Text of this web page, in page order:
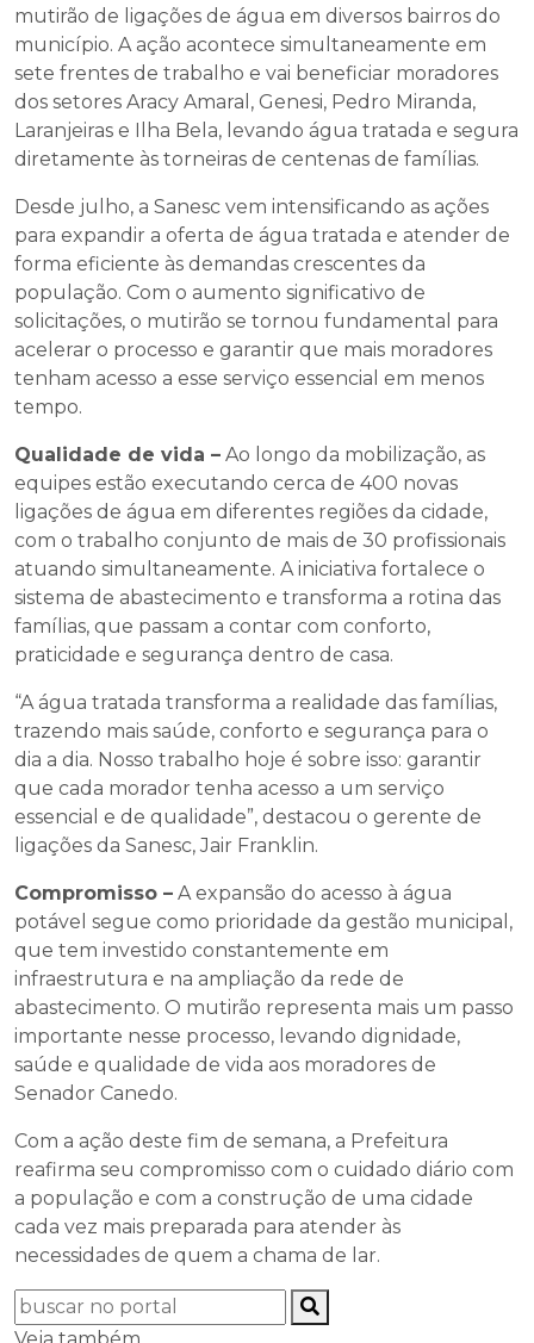
mutirão de ligações de água em diversos bairros do
município. A ação acontece simultaneamente em
sete frentes de trabalho e vai beneficiar moradores
dos setores Aracy Amaral, Genesi, Pedro Miranda,
Laranjeiras e Ilha Bela, levando água tratada e segura
diretamente às torneiras de centenas de famílias.
Desde julho, a Sanesc vem intensificando as ações
para expandir a oferta de água tratada e atender de
forma eficiente às demandas crescentes da
população. Com o aumento significativo de
solicitações, o mutirão se tornou fundamental para
acelerar o processo e garantir que mais moradores
tenham acesso a esse serviço essencial em menos
tempo.
Qualidade de vida – Ao longo da mobilização, as
equipes estão executando cerca de 400 novas
ligações de água em diferentes regiões da cidade,
com o trabalho conjunto de mais de 30 profissionais
atuando simultaneamente. A iniciativa fortalece o
sistema de abastecimento e transforma a rotina das
famílias, que passam a contar com conforto,
praticidade e segurança dentro de casa.
“A água tratada transforma a realidade das famílias,
trazendo mais saúde, conforto e segurança para o
dia a dia. Nosso trabalho hoje é sobre isso: garantir
que cada morador tenha acesso a um serviço
essencial e de qualidade”, destacou o gerente de
ligações da Sanesc, Jair Franklin.
Compromisso – A expansão do acesso à água
potável segue como prioridade da gestão municipal,
que tem investido constantemente em
infraestrutura e na ampliação da rede de
abastecimento. O mutirão representa mais um passo
importante nesse processo, levando dignidade,
saúde e qualidade de vida aos moradores de
Senador Canedo.
Com a ação deste fim de semana, a Prefeitura
reafirma seu compromisso com o cuidado diário com
a população e com a construção de uma cidade
cada vez mais preparada para atender às
necessidades de quem a chama de lar.